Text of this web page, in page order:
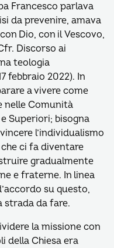
Francesco parlava
da prevenire, amava
Dio, con il Vescovo,
Discorso ai
teologia
febbraio 2022). In
a vivere come
nelle Comunità
Superiori; bisogna
l’individualismo
ci fa diventare
gradualmente
e fraterne. In linea
su questo,
strada da fare.
la missione con
della Chiesa era